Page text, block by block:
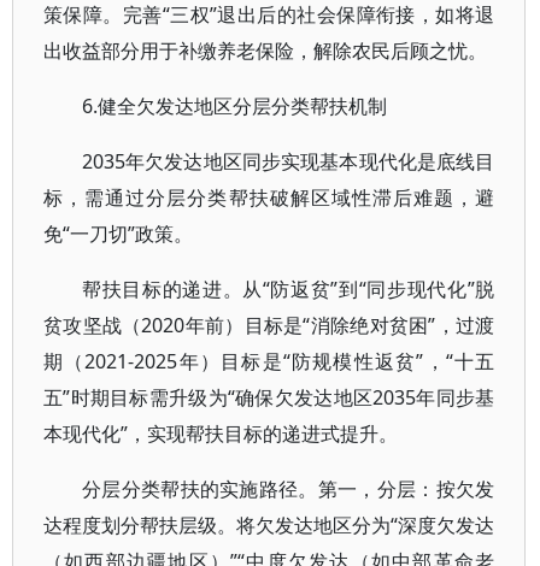
策保障。完善“三权”退出后的社会保障衔接，如将退
出收益部分用于补缴养老保险，解除农民后顾之忧。
6.健全欠发达地区分层分类帮扶机制
2035年欠发达地区同步实现基本现代化是底线目
标，需通过分层分类帮扶破解区域性滞后难题，避
免“一刀切”政策。
帮扶目标的递进。从“防返贫”到“同步现代化”脱
贫攻坚战（2020年前）目标是“消除绝对贫困”，过渡
期（2021-2025年）目标是“防规模性返贫”，“十五
五”时期目标需升级为“确保欠发达地区2035年同步基
本现代化”，实现帮扶目标的递进式提升。
分层分类帮扶的实施路径。第一，分层：按欠发
达程度划分帮扶层级。将欠发达地区分为“深度欠发达